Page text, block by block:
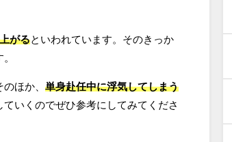
がるといわれています。そのきっか
のほか、単身赴任中に浮気してしまう
ていくのでぜひ参考にしてみてくださ